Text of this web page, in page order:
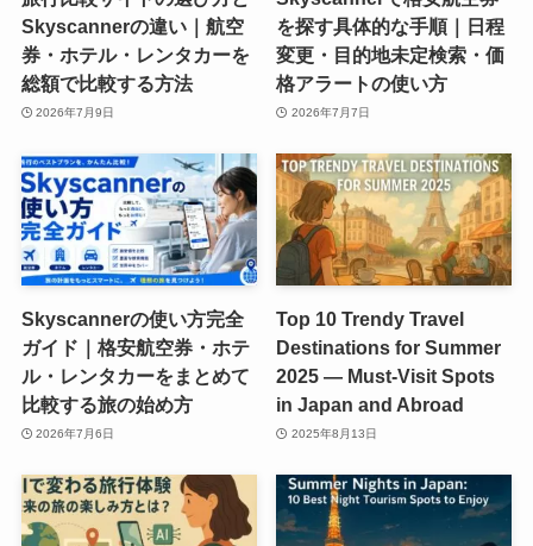
Skyscannerの違い｜航空
券・ホテル・レンタカーを
総額で比較する方法
2026年7月9日
を探す具体的な手順｜日程
変更・目的地未定検索・価
格アラートの使い方
2026年7月7日
Skyscannerの使い方完全
ガイド｜格安航空券・ホテ
ル・レンタカーをまとめて
比較する旅の始め方
2026年7月6日
Top 10 Trendy Travel
Destinations for Summer
2025 — Must-Visit Spots
in Japan and Abroad
2025年8月13日